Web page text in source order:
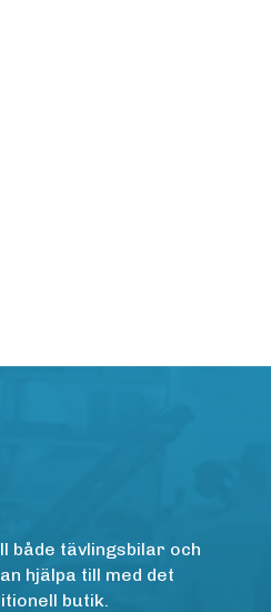
både tävlingsbilar och
hjälpa till med det
butik.